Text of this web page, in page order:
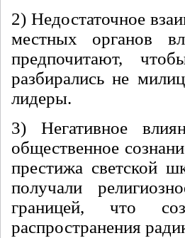
2) Недостаточное
местных органов
предпочитают,
разбирались не
лидеры.
3) Негативное
общественное
престижа светской
получали
границей, что
распространения